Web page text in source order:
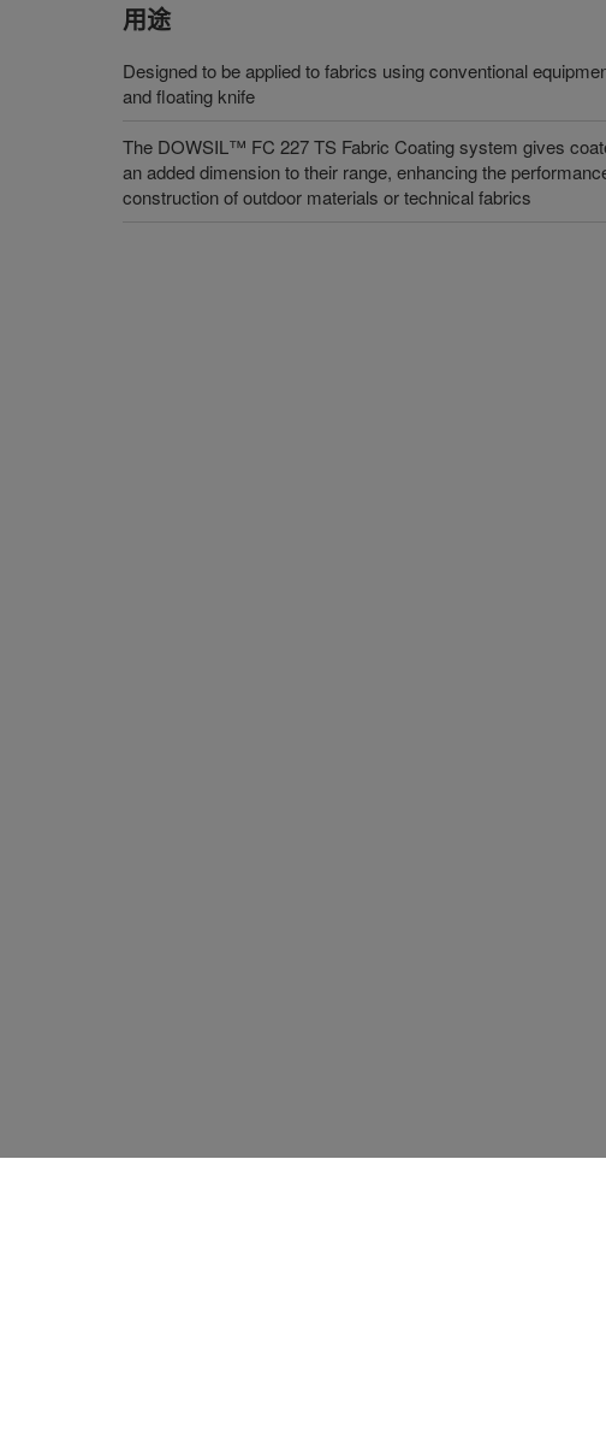
用途
Designed to be applied to fabrics using conventional
and floating knife
The DOWSIL™ FC 227 TS Fabric Coating system gives
an added dimension to their range, enhancing the
construction of outdoor materials or technical fabrics